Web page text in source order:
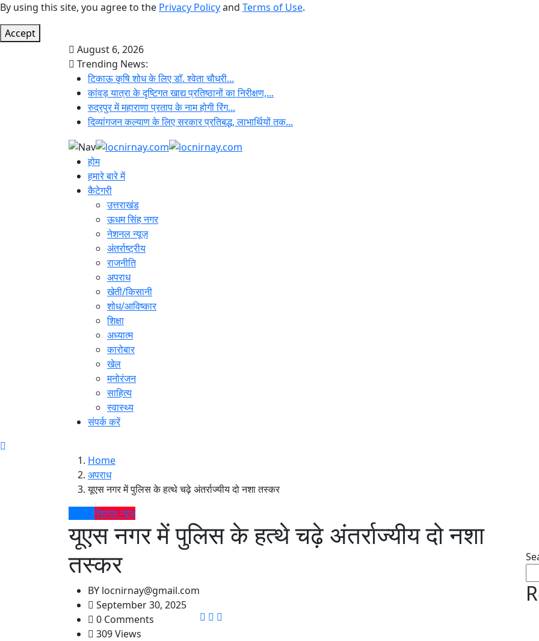
By using this site, you agree to the Privacy Policyand Terms of Use.
Accept
August 6, 2026
Trending News:
टिकाऊ कृषि शोध के लिए डॉ. श्वेता चौधरी...
कांवड़ यात्रा के दृष्टिगत खाद्य प्रतिष्ठानों का निरीक्षण,...
रुद्रपुर में महाराणा प्रताप के नाम होगी रिंग...
दिव्यांगजन कल्याण के लिए सरकार प्रतिबद्ध, लाभार्थियों तक...
होम
हमारे बारे में
कैटेगरी
उत्तराखंड
ऊधम सिंह नगर
नेशनल न्यूज़
अंतर्राष्ट्रीय
राजनीति
अपराध
खेती/किसानी
शोध/आविष्कार
शिक्षा
अध्यात्म
कारोबार
खेल
मनोरंजन
साहित्य
स्वास्थ्य
संपर्क करें
Home
अपराध
यूएस नगर में पुलिस के हत्थे चढ़े अंतर्राज्यीय दो नशा तस्कर
नेशनल न्यूज़
यूएस नगर में पुलिस के हत्थे चढ़े अंतर्राज्यीय दो नशा
तस्कर
BY locnirnay@gmail.com
September 30, 2025
0 Comments
309 Views